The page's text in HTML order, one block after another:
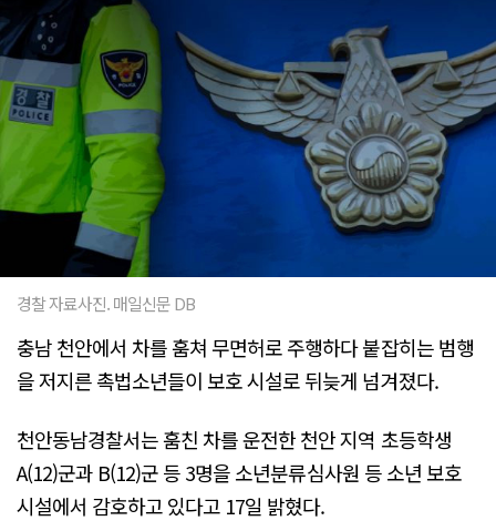
경찰 자료사진. 매일신문 DB
충남 천안에서 차를 훔쳐 무면허로 주행하다 붙잡히는 범행
을 저지른 촉법소년들이 보호 시설로 뒤늦게 넘겨졌다.
천안동남경찰서는 훔친 차를 운전한 천안 지역 초등학생
A(12)군과 B(12)군 등 3명을 소년분류심사원 등 소년 보호
시설에서 감호하고 있다고 17일 밝혔다.